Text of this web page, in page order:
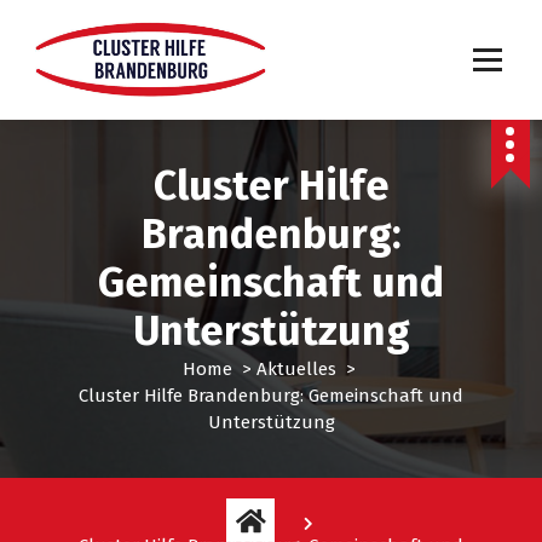
Cluster Hilfe
Brandenburg:
Gemeinschaft und
Unterstützung
Home > Aktuelles >
Cluster Hilfe Brandenburg: Gemeinschaft und
Unterstützung